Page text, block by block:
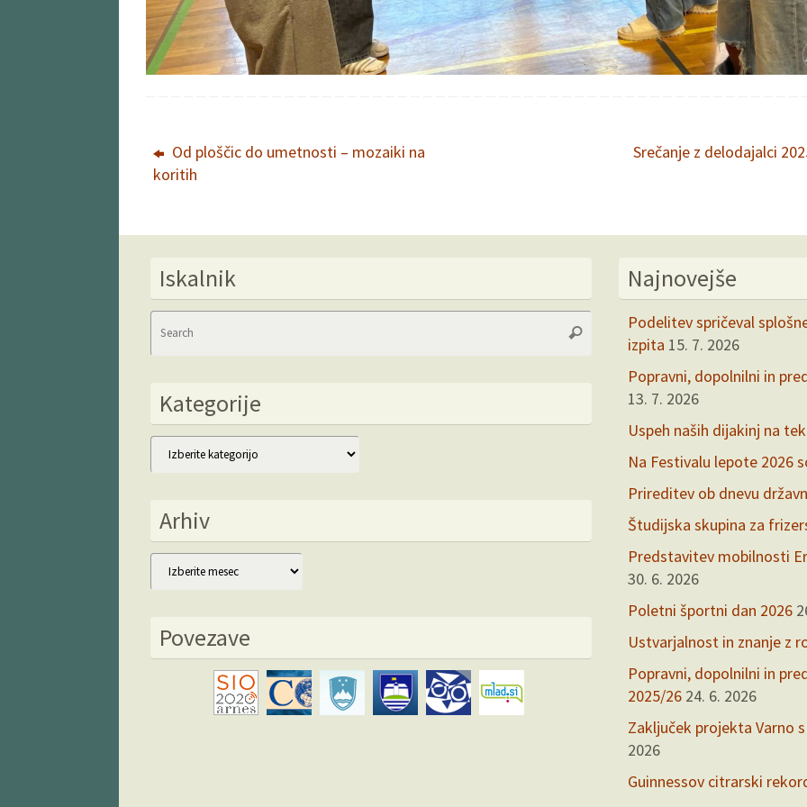
Od ploščic do umetnosti – mozaiki na
koritih
Srečanje z delodajalci
Iskalnik
Search
Search
Kategorije
Kategorije
Arhiv
Arhiv
Povezave
Najnovejše
Podelitev spričeval
izpita 15. 7. 2026
Popravni, dopolnilni in
13. 7. 2026
Uspeh naših dijakinj na
Na Festivalu lepote 2026
Prireditev ob dnevu
Študijska skupina za
Predstavitev mobilnosti
30. 6. 2026
Poletni športni dan 2026
Ustvarjalnost in znanje z
Popravni, dopolnilni in
2025/26 24. 6. 2026
Zaključek projekta Varno
2026
Guinnessov citrarski